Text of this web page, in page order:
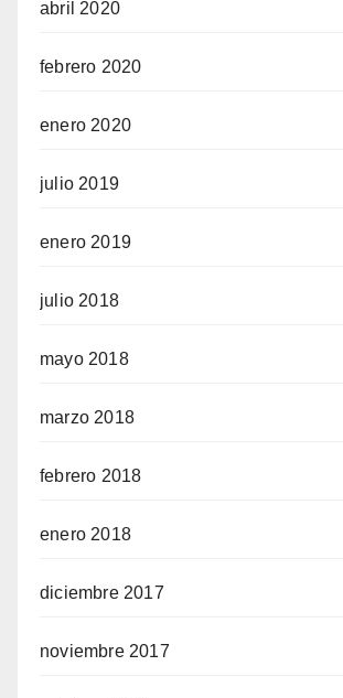
abril 2020
febrero 2020
enero 2020
julio 2019
enero 2019
julio 2018
mayo 2018
marzo 2018
febrero 2018
enero 2018
diciembre 2017
noviembre 2017